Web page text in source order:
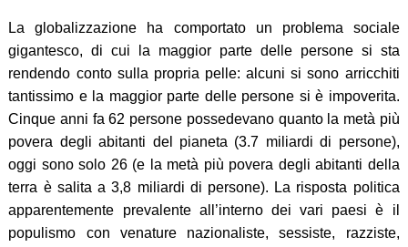
La globalizzazione ha comportato un problema sociale
gigantesco, di cui la maggior parte delle persone si sta
rendendo conto sulla propria pelle: alcuni si sono arricchiti
tantissimo e la maggior parte delle persone si è impoverita.
Cinque anni fa 62 persone possedevano quanto la metà più
povera degli abitanti del pianeta (3.7 miliardi di persone),
oggi sono solo 26 (e la metà più povera degli abitanti della
terra è salita a 3,8 miliardi di persone). La risposta politica
apparentemente prevalente all’interno dei vari paesi è il
populismo con venature nazionaliste, sessiste, razziste,